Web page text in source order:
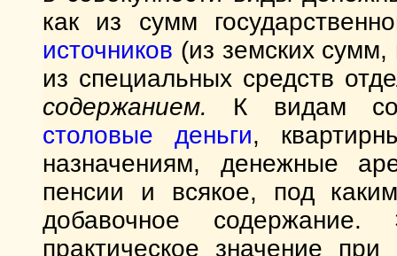
как из сумм
источников (из земских
из специальных средств
содержанием. К видам
столовые деньги,
назначениям, денежные
пенсии и всякое, под
добавочное
практическое значение